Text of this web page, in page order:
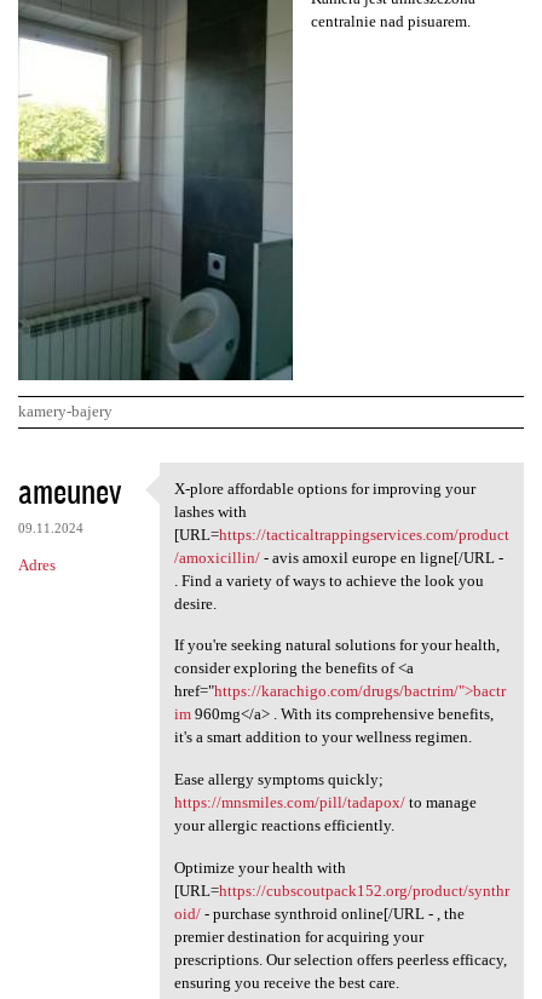
centralnie nad pisuarem.
kamery-bajery
K
o
m
e
ameunev
09.11.2024
Adres
X-plore affordable options
X-plore affordable options for improving your
lashes with
[URL=https://tacticaltrappingservices.com/product
/amoxicillin/- avis amoxil europe en ligne[/URL -
. Find a variety of ways to achieve the look you
desire.
If you're seeking natural solutions for your health,
consider exploring the benefits of <a
href="https://karachigo.com/drugs/bactrim/">bactr
im960mg</a> . With its comprehensive benefits,
it's a smart addition to your wellness regimen.
Ease allergy symptoms quickly;
https://mnsmiles.com/pill/tadapox/to manage
your allergic reactions efficiently.
Optimize your health with
[URL=https://cubscoutpack152.org/product/synthr
oid/- purchase synthroid online[/URL - , the
premier destination for acquiring your
prescriptions. Our selection offers peerless efficacy,
ensuring you receive the best care.